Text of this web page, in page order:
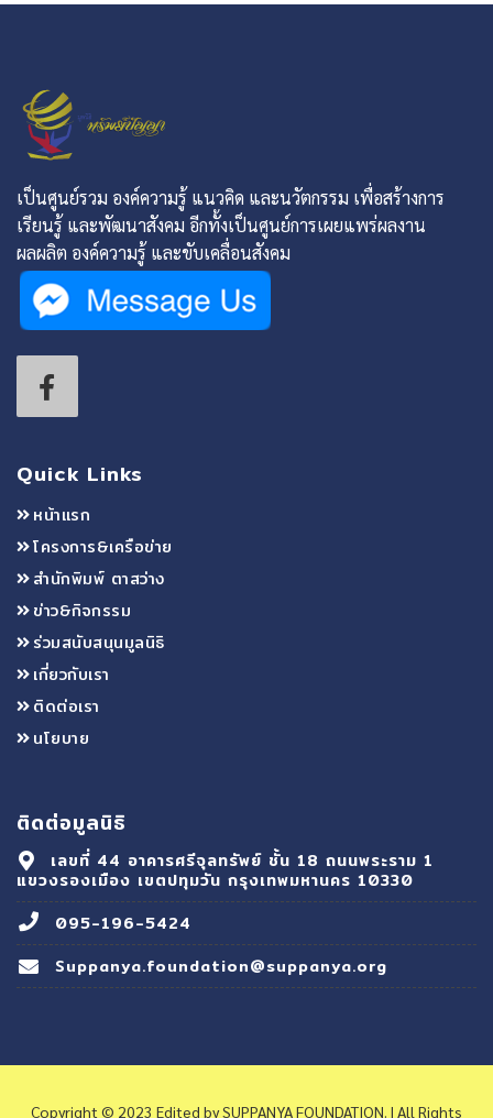
เป็นศูนย์รวม องค์ความรู้ แนวคิด และนวัตกรรม เพื่อสร้างการ
เรียนรู้ และพัฒนาสังคม อีกทั้งเป็นศูนย์การเผยแพร่ผลงาน
ผลผลิต องค์ความรู้ และขับเคลื่อนสังคม
Quick Links
หน้าแรก
โครงการ&เครือข่าย
สำนักพิมพ์ ตาสว่าง
ข่าว&กิจกรรม
ร่วมสนับสนุนมูลนิธิ
เกี่ยวกับเรา
ติดต่อเรา
นโยบาย
ติดต่อมูลนิธิ
เลขที่ 44 อาคารศรีจุลทรัพย์ ชั้น 18 ถนนพระราม 1
แขวงรองเมือง เขตปทุมวัน กรุงเทพมหานคร 10330
095-196-5424
Suppanya.foundation@suppanya.org
Copyright © 2023 Edited by SUPPANYA FOUNDATION. | All Rights